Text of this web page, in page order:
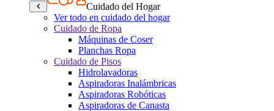
Cuidado del Hogar
Ver todo en cuidado del hogar
Cuidado de Ropa
Máquinas de Coser
Planchas Ropa
Cuidado de Pisos
Hidrolavadoras
Aspiradoras Inalámbricas
Aspiradoras Robóticas
Aspiradoras de Canasta